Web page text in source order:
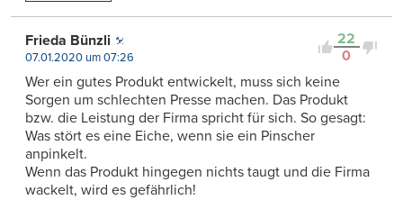
22
0
Frieda Bünzli
07.01.2020 um 07:26
Wer ein gutes Produkt entwickelt, muss sich keine
Sorgen um schlechten Presse machen. Das Produkt
bzw. die Leistung der Firma spricht für sich. So gesagt:
Was stört es eine Eiche, wenn sie ein Pinscher
anpinkelt.
Wenn das Produkt hingegen nichts taugt und die Firma
wackelt, wird es gefährlich!